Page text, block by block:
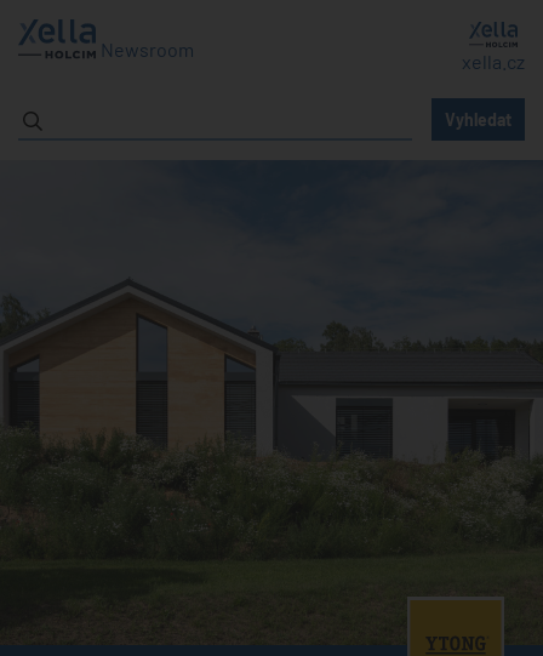
Newsroom
xella.cz